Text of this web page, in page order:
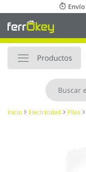
al
contenido
Productos
Inicio Electricidad Pilas